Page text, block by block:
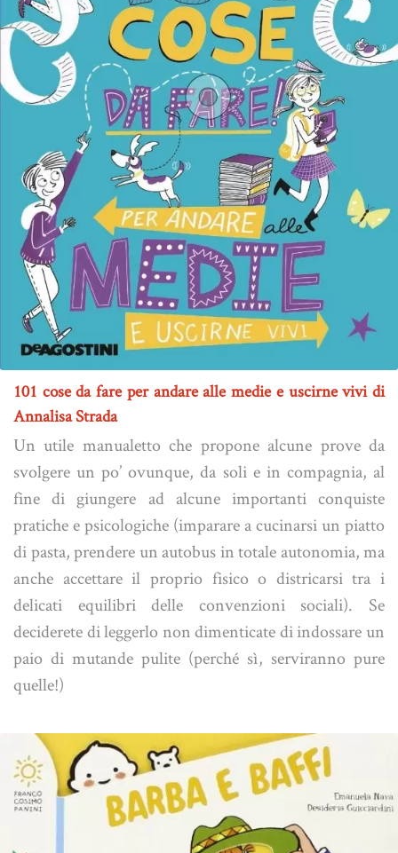
101 cose da fare per andare alle medie e uscirne vivi di
Annalisa Strada
Un utile manualetto che propone alcune prove da
svolgere un po’ ovunque, da soli e in compagnia, al
fine di giungere ad alcune importanti conquiste
pratiche e psicologiche (imparare a cucinarsi un piatto
di pasta, prendere un autobus in totale autonomia, ma
anche accettare il proprio fisico o districarsi tra i
delicati equilibri delle convenzioni sociali). Se
deciderete di leggerlo non dimenticate di indossare un
paio di mutande pulite (perché sì, serviranno pure
quelle!)